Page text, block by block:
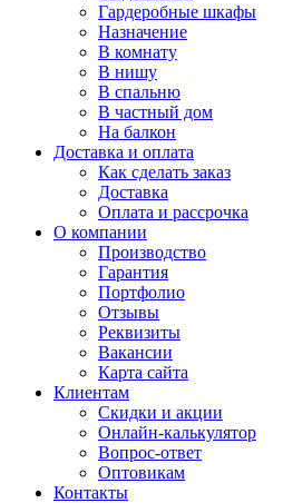
Гардеробные шкафы
Назначение
В комнату
В нишу
В спальню
В частный дом
На балкон
Доставка и оплата
Как сделать заказ
Доставка
Оплата и рассрочка
О компании
Производство
Гарантия
Портфолио
Отзывы
Реквизиты
Вакансии
Карта сайта
Клиентам
Скидки и акции
Онлайн-калькулятор
Вопрос-ответ
Оптовикам
Контакты